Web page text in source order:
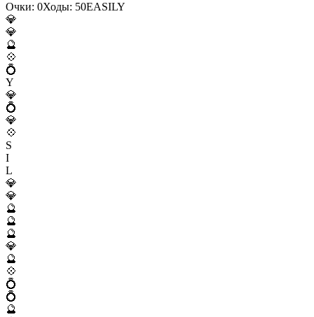
Очки: 0Ходы: 50EASILY
💎
💎
🔮
💠
💍
Y
💎
💍
💎
💠
S
I
L
💎
💎
🔮
🔮
🔮
💎
🔮
💠
💍
💍
🔮